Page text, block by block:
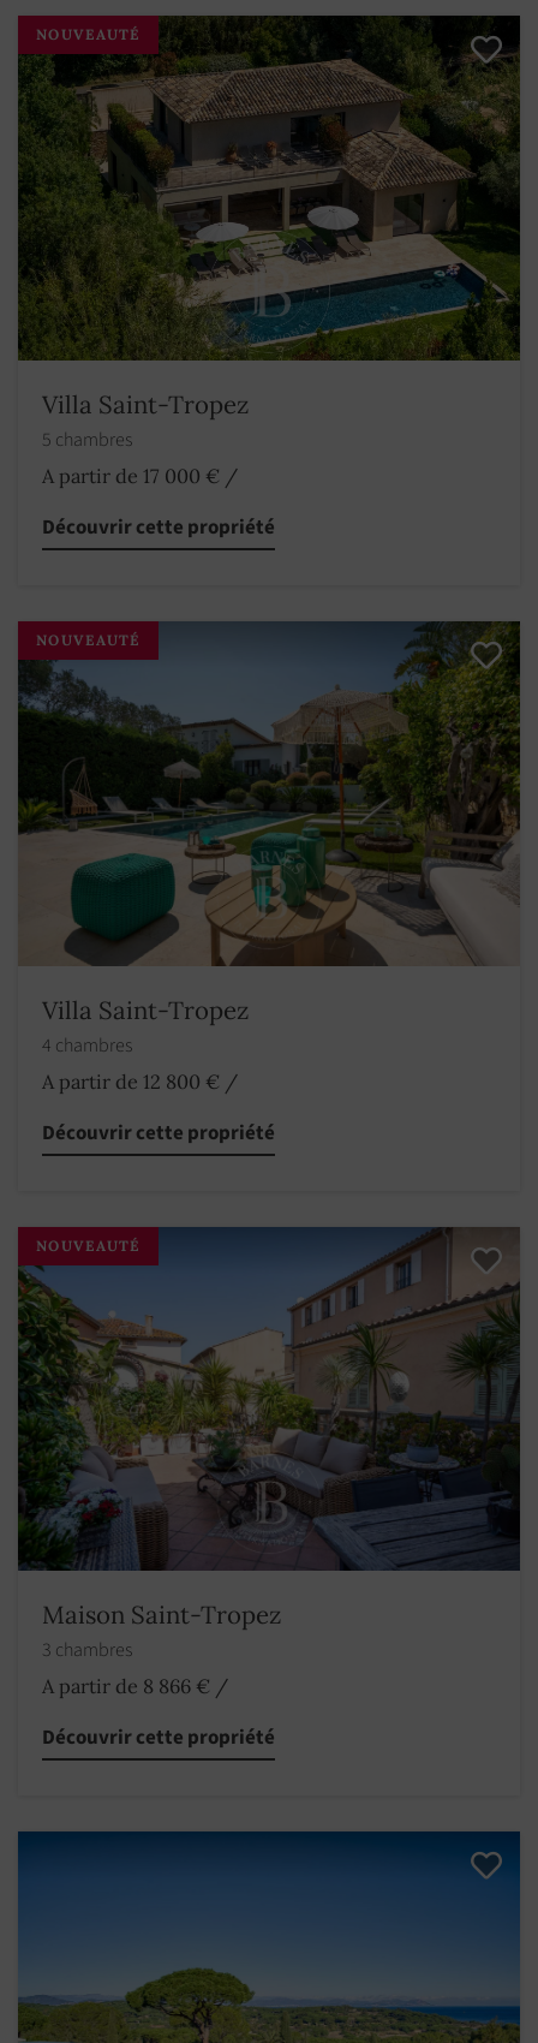
NOUVEAUTÉ
Villa Saint-Tropez
5 chambres
A partir de 17 000 € /
Découvrir cette propriété
NOUVEAUTÉ
Villa Saint-Tropez
4 chambres
A partir de 12 800 € /
Découvrir cette propriété
NOUVEAUTÉ
Maison Saint-Tropez
3 chambres
A partir de 8 866 € /
Découvrir cette propriété